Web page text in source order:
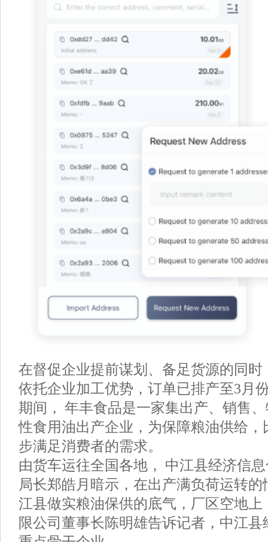
在督促企业提前谋划、备足货源的同时
依托企业加工优势，订单已排产至3月
期间， 年丰食品是一家集出产、销售
性食用油出产企业，为保障粮油供给，
步满足消费者的需求。
由货车运往全国各地， 中江县经济信
局长郑皓月暗示，在出产满负荷运转
江县做实粮油保供的底气，厂区空地上
限公司董事长陈明雄告诉记者，中江